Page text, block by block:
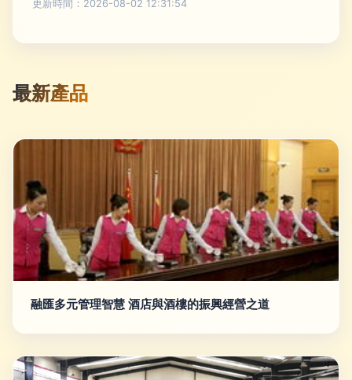
更新時間：2026-08-02 12:31:54
最新產品
融匯多元管理智慧 酒店與酒樓的振興經營之道